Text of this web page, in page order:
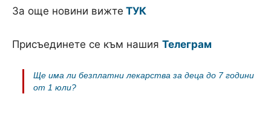
За още новини вижте ТУК
Присъединете се към нашия Телеграм
Ще има ли безплатни лекарства за деца до 7 години
от 1 юли?